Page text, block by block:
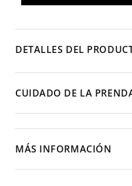
DETALLES DEL
CUIDADO DE LA
MÁS INFORMACIÓN